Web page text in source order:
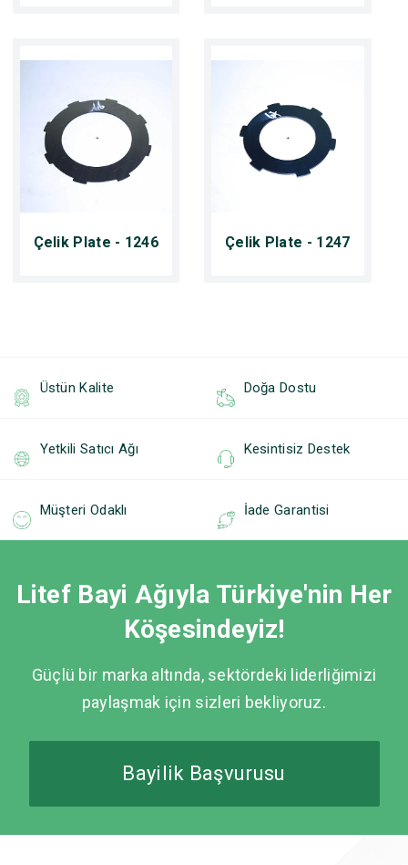
Çelik Plate - 1246 Çelik Plate - 1247
Üstün Kalite Doğa Dostu
Yetkili Satıcı Ağı Kesintisiz Destek
Müşteri Odaklı İade Garantisi
Litef Bayi Ağıyla Türkiye'nin Her
Köşesindeyiz!
Güçlü bir marka altında, sektördeki liderliğimizi
paylaşmak için sizleri bekliyoruz.
Bayilik Başvurusu